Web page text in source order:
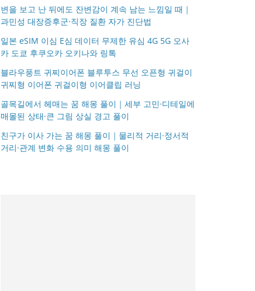
변을 보고 난 뒤에도 잔변감이 계속 남는 느낌일 때｜
과민성 대장증후군·직장 질환 자가 진단법
일본 eSIM 이심 E심 데이터 무제한 유심 4G 5G 오사
카 도쿄 후쿠오카 오키나와 링톡
블라우풍트 귀찌이어폰 블루투스 무선 오픈형 귀걸이
귀찌형 이어폰 귀걸이형 이어클립 러닝
골목길에서 헤매는 꿈 해몽 풀이｜세부 고민·디테일에
매몰된 상태·큰 그림 상실 경고 풀이
친구가 이사 가는 꿈 해몽 풀이｜물리적 거리·정서적
거리·관계 변화 수용 의미 해몽 풀이